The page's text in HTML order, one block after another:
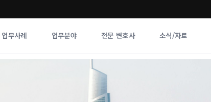
업무사례 업무분야 전문 변호사 소식/자료